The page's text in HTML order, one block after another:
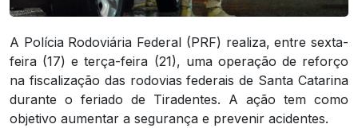
A Polícia Rodoviária Federal (PRF) realiza, entre sexta-
feira (17) e terça-feira (21), uma operação de reforço
na fiscalização das rodovias federais de Santa Catarina
durante o feriado de Tiradentes. A ação tem como
objetivo aumentar a segurança e prevenir acidentes.